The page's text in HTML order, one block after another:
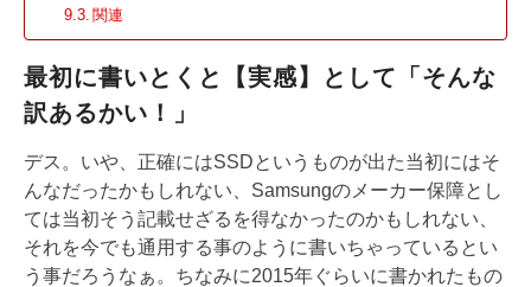
関連
最初に書いとくと【実感】として「そんな
訳あるかい！」
デス。いや、正確にはSSDというものが出た当初にはそ
んなだったかもしれない、Samsungのメーカー保障とし
ては当初そう記載せざるを得なかったのかもしれない、
それを今でも通用する事のように書いちゃっているとい
う事だろうなぁ。ちなみに2015年ぐらいに書かれたもの